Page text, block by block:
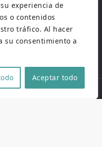
experiencia de
o contenidos
tráfico. Al hacer
su consentimiento a
Aceptar todo